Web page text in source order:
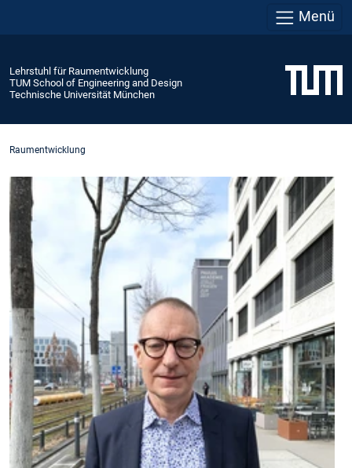
Menü
Lehrstuhl für Raumentwicklung
TUM School of Engineering and Design
Technische Universität München
Raumentwicklung